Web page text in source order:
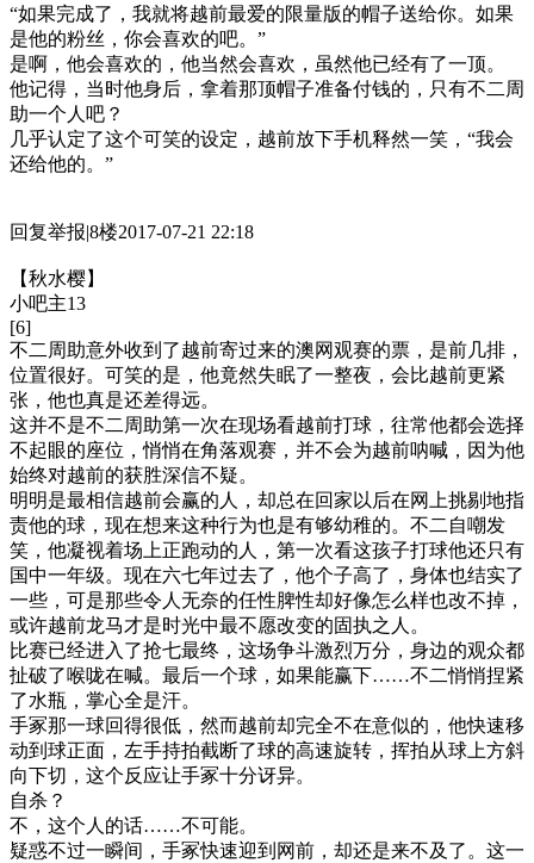
“如果完成了，我就将越前最爱的限量版的帽子送给你。如果
是他的粉丝，你会喜欢的吧。”
是啊，他会喜欢的，他当然会喜欢，虽然他已经有了一顶。
他记得，当时他身后，拿着那顶帽子准备付钱的，只有不二周
助一个人吧？
几乎认定了这个可笑的设定，越前放下手机释然一笑，“我会
还给他的。”
回复举报|8楼2017-07-21 22:18
【秋水樱】
小吧主13
[6]
不二周助意外收到了越前寄过来的澳网观赛的票，是前几排，
位置很好。可笑的是，他竟然失眠了一整夜，会比越前更紧
张，他也真是还差得远。
这并不是不二周助第一次在现场看越前打球，往常他都会选择
不起眼的座位，悄悄在角落观赛，并不会为越前呐喊，因为他
始终对越前的获胜深信不疑。
明明是最相信越前会赢的人，却总在回家以后在网上挑剔地指
责他的球，现在想来这种行为也是有够幼稚的。不二自嘲发
笑，他凝视着场上正跑动的人，第一次看这孩子打球他还只有
国中一年级。现在六七年过去了，他个子高了，身体也结实了
一些，可是那些令人无奈的任性脾性却好像怎么样也改不掉，
或许越前龙马才是时光中最不愿改变的固执之人。
比赛已经进入了抢七最终，这场争斗激烈万分，身边的观众都
扯破了喉咙在喊。最后一个球，如果能赢下……不二悄悄捏紧
了水瓶，掌心全是汗。
手冢那一球回得很低，然而越前却完全不在意似的，他快速移
动到球正面，左手持拍截断了球的高速旋转，挥拍从球上方斜
向下切，这个反应让手冢十分讶异。
自杀？
不，这个人的话……不可能。
疑惑不过一瞬间，手冢快速迎到网前，却还是来不及了。这一